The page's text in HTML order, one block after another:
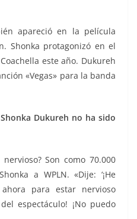
apareció en la película
Shonka protagonizó en el
este año. Dukureh
«Vegas» para la banda
Dukureh no ha sido
nervioso? Son como 70.000
a WPLN. «Dije: ‘¡He
para estar nervioso
espectáculo! ¡No puedo